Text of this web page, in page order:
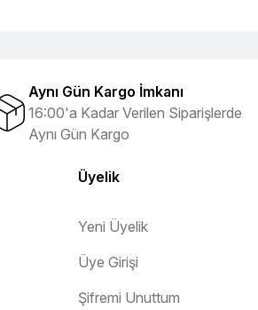
Aynı Gün Kargo İmkanı
16:00'a Kadar Verilen Siparişlerde
Aynı Gün Kargo
Üyelik
Yeni Üyelik
Üye Girişi
Şifremi Unuttum